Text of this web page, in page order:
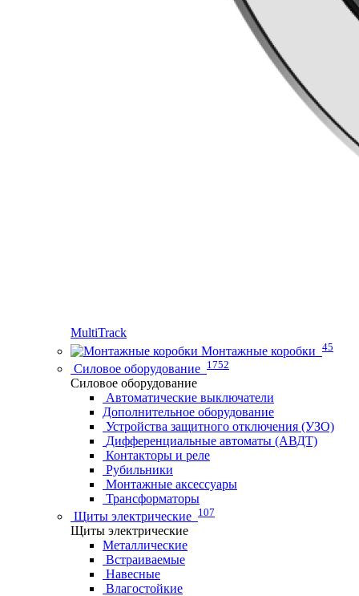
MultiTrack
Монтажные коробки 45
Силовое оборудование 1752
Силовое оборудование
Автоматические выключатели
Дополнительное оборудование
Устройства защитного отключения (УЗО)
Дифференциальные автоматы (АВДТ)
Контакторы и реле
Рубильники
Монтажные аксессуары
Трансформаторы
Щиты электрические 107
Щиты электрические
Металлические
Встраиваемые
Навесные
Влагостойкие